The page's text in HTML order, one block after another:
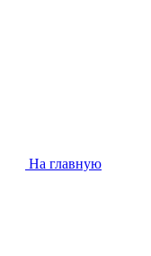
На главную